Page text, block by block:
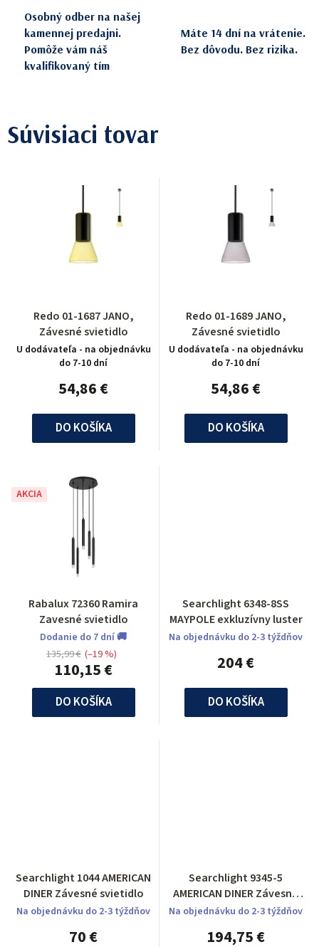
Osobný odber na našej
kamennej predajni.
Pomôže vám náš
kvalifikovaný tím
Máte 14 dní na vrátenie.
Bez dôvodu. Bez rizika.
Súvisiaci tovar
Redo 01-1687 JANO,
Závesné svietidlo
U dodávateľa - na objednávku
do 7-10 dní
54,86 €
DO KOŠÍKA
Redo 01-1689 JANO,
Závesné svietidlo
U dodávateľa - na objednávku
do 7-10 dní
54,86 €
DO KOŠÍKA
AKCIA
Rabalux 72360 Ramira
Zavesné svietidlo
Dodanie do 7 dní 🚚
110,15 €
135,99 € (–19 %)
DO KOŠÍKA
Searchlight 6348-8SS
MAYPOLE exkluzívny luster
Na objednávku do 2-3 týždňov
204 €
DO KOŠÍKA
Searchlight 1044 AMERICAN
DINER Závesné svietidlo
Na objednávku do 2-3 týždňov
70 €
Searchlight 9345-5
AMERICAN DINER Závesné
svietidlo
Na objednávku do 2-3 týždňov
194,75 €